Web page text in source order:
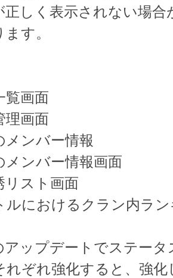
正しく表示されない場合
す。
覧画面
理画面
メンバー情報
メンバー情報画面
リスト画面
ルにおけるクラン内ラ
アップデートでステー
れぞれ強化すると、強